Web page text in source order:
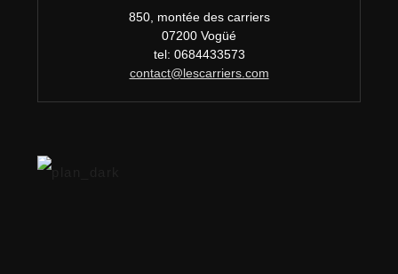
850, montée des carriers
07200 Vogüé
tel: 0684433573
contact@lescarriers.com